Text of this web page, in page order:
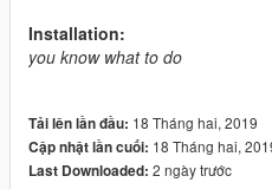
Installation:
you know what to do
Tải lên lần đầu: 18 Tháng hai, 2019
Cập nhật lần cuối: 18 Tháng hai,
Last Downloaded: 2 ngày trước